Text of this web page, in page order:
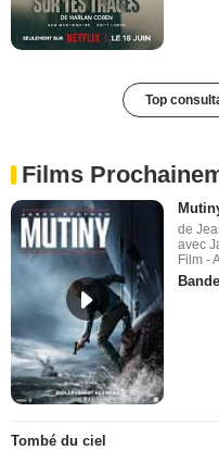
Top
Films
de
avec
Film -
Tombé du ciel